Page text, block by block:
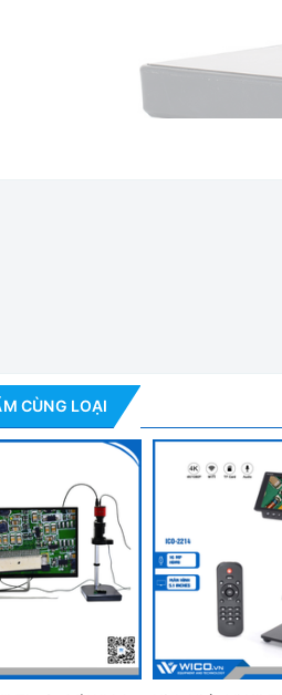
ống kính zoom ngàm C 130X cho
hiển vi công nghiệp 51MP này phù
kim loại chất lượng cao, chắc chắn,
và đầu ra kép, giúp thuận tiện
nổi bật
51MP
MP4 (cho thẻ nhớ)
CÙNG LOẠI